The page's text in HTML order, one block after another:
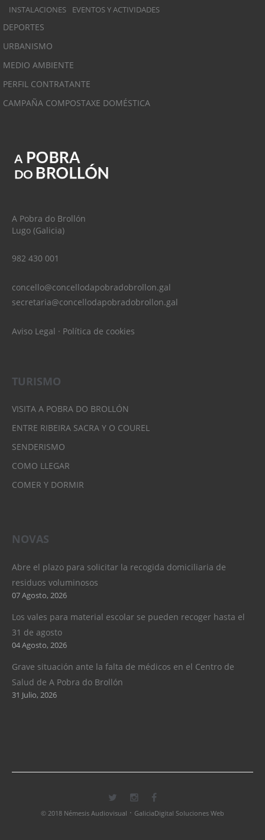
INSTALACIONES EVENTOS Y ACTIVIDADES
DEPORTES
URBANISMO
MEDIO AMBIENTE
PERFIL CONTRATANTE
CAMPAÑA COMPOSTAXE DOMÉSTICA
A Pobra do Brollón
Lugo (Galicia)
982 430 001
concello@concellodapobradobrollon.gal
secretaria@concellodapobradobrollon.gal
Aviso Legal · Política de cookies
TURISMO
VISITA A POBRA DO BROLLÓN
ENTRE RIBEIRA SACRA Y O COUREL
SENDERISMO
COMO LLEGAR
COMER Y DORMIR
NOVAS
Abre el plazo para solicitar la recogida domiciliaria de
residuos voluminosos
07 Agosto, 2026
Los vales para material escolar se pueden recoger hasta el
31 de agosto
04 Agosto, 2026
Grave situación ante la falta de médicos en el Centro de
Salud de A Pobra do Brollón
31 Julio, 2026
© 2018 Némesis Audiovisual · GaliciaDigital Soluciones Web